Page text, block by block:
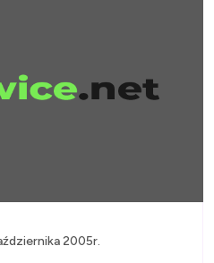
2005r.